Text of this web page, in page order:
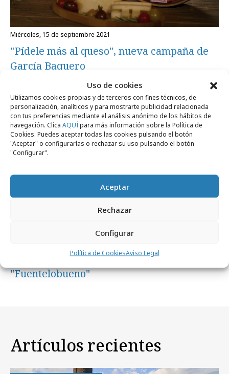
Uso de cookies
Utilizamos cookies propias y de terceros con fines técnicos, de
personalización, analíticos y para mostrarte publicidad relacionada
con tus preferencias mediante el análisis anónimo de los hábitos de
navegación. Clica AQUÍpara más información sobre la Política de
Cookies. Puedes aceptar todas las cookies pulsando el botón
"Aceptar" o configurarlas o rechazar su uso pulsando el botón
"Configurar".
Aceptar
Rechazar
Configurar
Política de CookiesAviso Legal
miércoles, 15 de septiembre 2021
"Pídele más al queso", nueva campaña de
García Baquero
Campañas
García Baquero y Pink Lab presentan
"Fuentelobueno"
Artículos recientes